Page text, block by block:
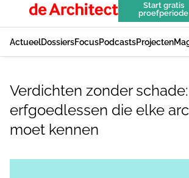
Start gratis
proefperiode
ActueelDossiersFocusPodcastsProjecten
Verdichten zonder
erfgoedlessen die elke
moet kennen